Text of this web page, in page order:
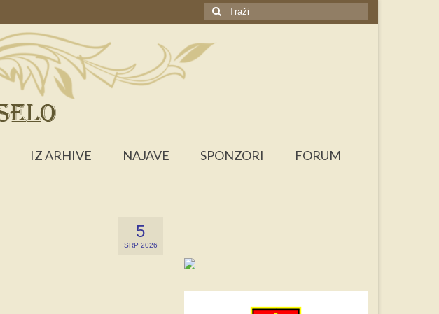
Search
for:
IZ ARHIVE NAJAVE SPONZORI FORUM
5
SRP 2026